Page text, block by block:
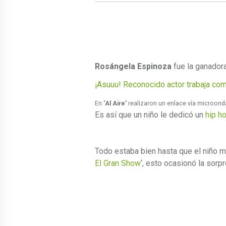
Rosángela Espinoza fue la
¡Asuuu! Reconocido actor trabaja
En ‘Al Aire’ realizaron un enlace vía
Es así que un niño le dedicó un hip
Todo estaba bien hasta que el niño
El Gran Show‘, esto ocasionó la